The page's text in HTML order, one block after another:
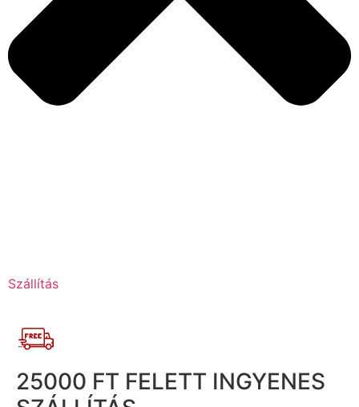
Szállítás
25000 FT FELETT INGYENES